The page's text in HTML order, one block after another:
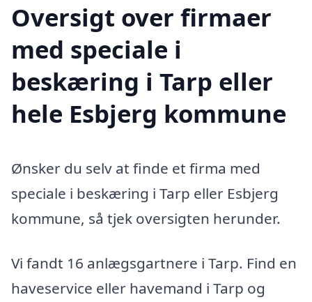
Oversigt over firmaer
med speciale i
beskæring i Tarp eller
hele Esbjerg kommune
Ønsker du selv at finde et firma med
speciale i beskæring i Tarp eller Esbjerg
kommune, så tjek oversigten herunder.
Vi fandt 16 anlægsgartnere i Tarp. Find en
haveservice eller havemand i Tarp og